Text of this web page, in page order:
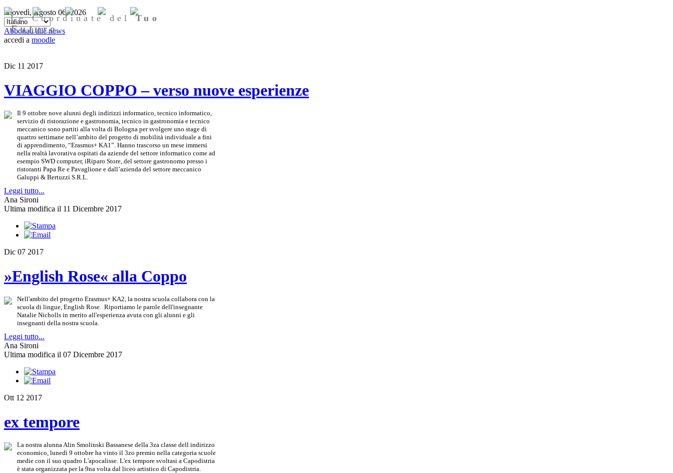
Giovedì, Agosto 06, 2026
Abbonati alle news
accedi a moodle
Le Coordinate delTuo
Futuro
Dic 11 2017
VIAGGIO COPPO – verso nuove esperienze
Il 9 ottobre nove alunni degli indirizzi informatico, tecnico informatico,
servizio di ristorazione e gastronomia, tecnico in gastronomia e tecnico
meccanico sono partiti alla volta di Bologna per svolgere uno stage di
quattro settimane nell’ambito del progetto di mobilità individuale a fini
di apprendimento, “Erasmus+ KA1”. Hanno trascorso un mese immersi
nella realtà lavorativa ospitati da aziende del settore informatico come ad
esempio SWD computer, iRiparo Store, del settore gastronomo presso i
ristoranti Papa Re e Pavaglione e dall’azienda del settore meccanico
Galuppi & Bertuzzi S.R.L.
Leggi tutto...
Ana Sironi
Ultima modifica il 11 Dicembre 2017
Dic 07 2017
»English Rose« alla Coppo
Nell'ambito del progetto Erasmus+ KA2, la nostra scuola collabora con la
scuola di lingue, English Rose. Riportiamo le parole dell'insegnante
Natalie Nicholls in merito all'esperienza avuta con gli alunni e gli
insegnanti della nostra scuola.
Leggi tutto...
Ana Sironi
Ultima modifica il 07 Dicembre 2017
Ott 12 2017
ex tempore
La nostra alunna Alin Smolinski Bassanese della 3za classe dell indirizzo
economico, lunedì 9 ottobre ha vinto il 3zo premio nella categoria scuole
medie con il suo quadro L'apocalisse. L'ex tempore svoltasi a Capodistria
è stata organizzata per la 9na volta dal liceo artistico di Capodistria.